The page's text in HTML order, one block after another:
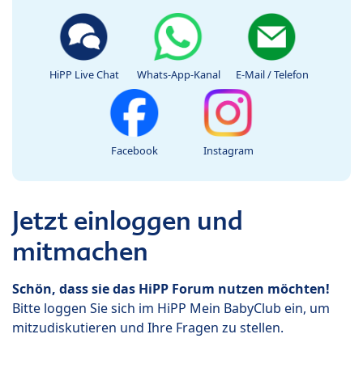
HiPP Live Chat Whats-App-Kanal E-Mail / Telefon
Facebook Instagram
Jetzt einloggen und
mitmachen
Schön, dass sie das HiPP Forum nutzen möchten!
Bitte loggen Sie sich im HiPP Mein BabyClub ein, um
mitzudiskutieren und Ihre Fragen zu stellen.